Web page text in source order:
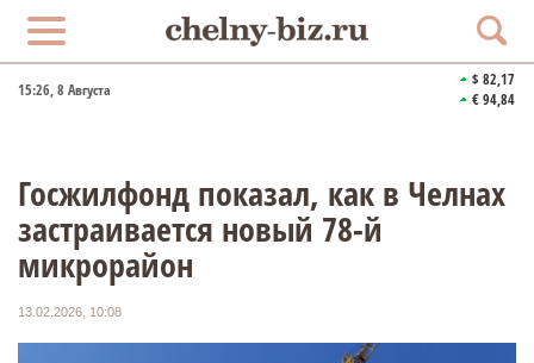
15:26, 8 Августа
$ 82,17
€ 94,84
Госжилфонд показал, как в Челнах
застраивается новый 78-й
микрорайон
13.02.2026, 10:08